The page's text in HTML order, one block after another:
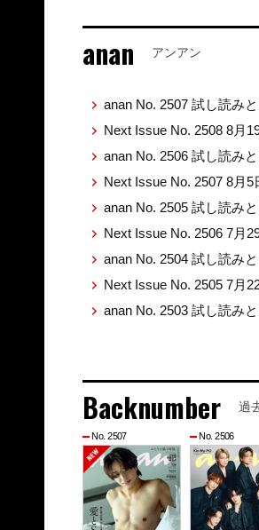
anan アンアン
anan No. 2507 試し読み
Next Issue No. 2508 8月
anan No. 2506 試し読み
Next Issue No. 2507 8月5
anan No. 2505 試し読み
Next Issue No. 2506 7月
anan No. 2504 試し読み
Next Issue No. 2505 7月
anan No. 2503 試し読み
Backnumber 過
No. 2507 No. 2506